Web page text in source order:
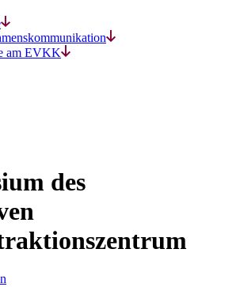
am EVKK
des